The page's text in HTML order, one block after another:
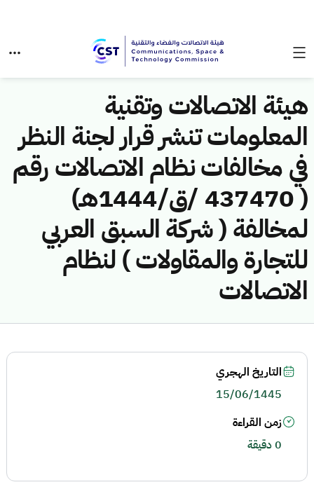
هيئة الاتصالات وتقنية
المعلومات تنشر قرار لجنة النظر
في مخالفات نظام الاتصالات رقم
( 437470 /ق/1444هـ)
لمخالفة ( شركة السبق العربي
للتجارة والمقاولات ) لنظام
الاتصالات
التاريخ الهجري
15/06/1445
زمن القراءة
0 دقيقة